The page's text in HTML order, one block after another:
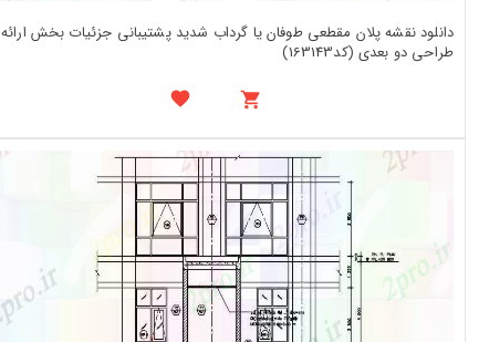
دانلود نقشه پلان مقطعی طوفان یا گرداب شدید پشتیبانی جزئیات بخش ارائه
طراحی دو بعدی (کد163143)